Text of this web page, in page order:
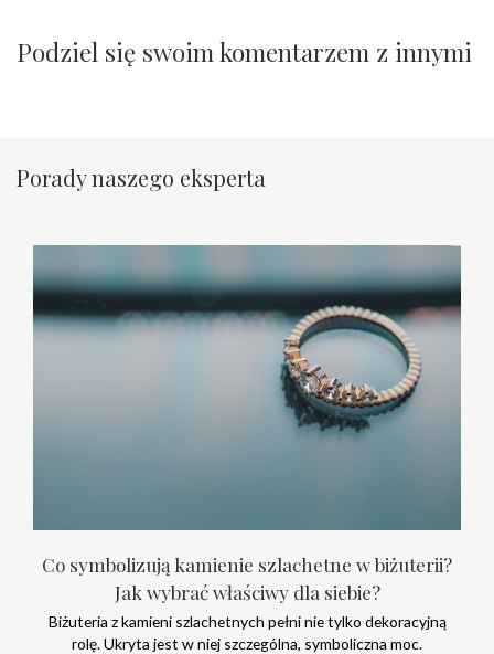
Podziel się swoim komentarzem z innymi
Porady naszego eksperta
Co symbolizują kamienie szlachetne w biżuterii?
Jak wybrać właściwy dla siebie?
Biżuteria z kamieni szlachetnych pełni nie tylko dekoracyjną
rolę. Ukryta jest w niej szczególna, symboliczna moc.